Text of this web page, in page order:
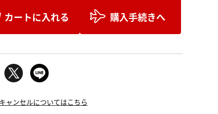
カートに入れる 購入手続きへ
ャンセルについてはこちら